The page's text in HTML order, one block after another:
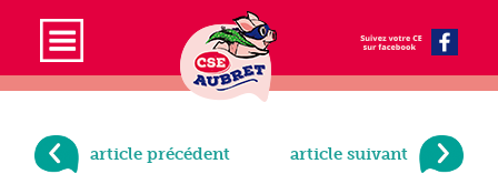
article précédent article suivant